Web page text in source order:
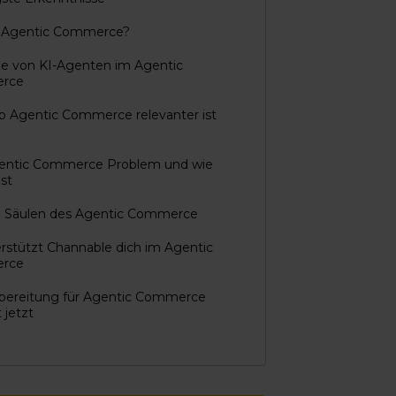
Commerce?
von KI-Agenten im Agentic
Agentic Commerce relevanter ist
Commerce Problem und wie
Säulen des Agentic Commerce
Channable dich im Agentic
für Agentic Commerce
jetzt